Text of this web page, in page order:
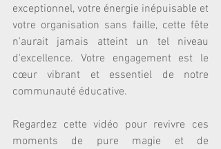
exceptionnel, votre énergie inépuisable et
votre organisation sans faille, cette fête
n'aurait jamais atteint un tel niveau
d'excellence. Votre engagement est le
cœur vibrant et essentiel de notre
communauté éducative.
Regardez cette vidéo pour revivre ces
moments de pure magie et de